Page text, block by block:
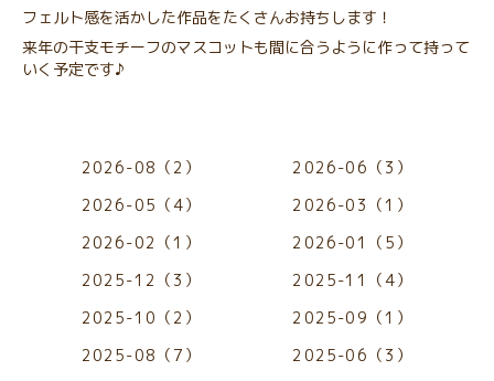
フェルト感を活かした作品をたくさんお持ちします！
来年の干支モチーフのマスコットも間に合うように作って持って
いく予定です♪
2026-08（2）
2026-06（3）
2026-05（4）
2026-03（1）
2026-02（1）
2026-01（5）
2025-12（3）
2025-11（4）
2025-10（2）
2025-09（1）
2025-08（7）
2025-06（3）